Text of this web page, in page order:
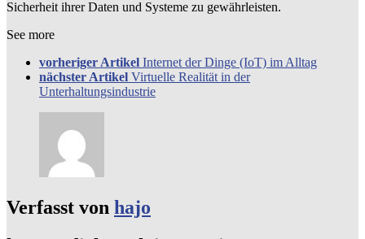
Sicherheit ihrer Daten und Systeme zu gewährleisten.
See more
vorheriger Artikel Internet der Dinge (IoT) im Alltag
nächster Artikel Virtuelle Realität in der
Unterhaltungsindustrie
Verfasst von hajo